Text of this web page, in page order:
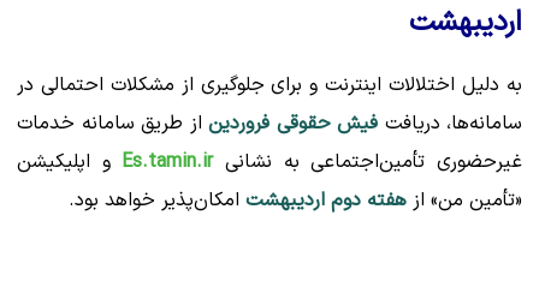
اردیبهشت
به دلیل اختلالات اینترنت و برای جلوگیری از مشکلات احتمالی در
سامانه‌ها، دریافت فیش حقوقی فروردین از طریق سامانه خدمات
غیرحضوری تأمین‌اجتماعی به نشانیEs.tamin.ir و اپلیکیشن
«تأمین من» از هفته دوم اردیبهشت امکان‌پذیر خواهد بود.